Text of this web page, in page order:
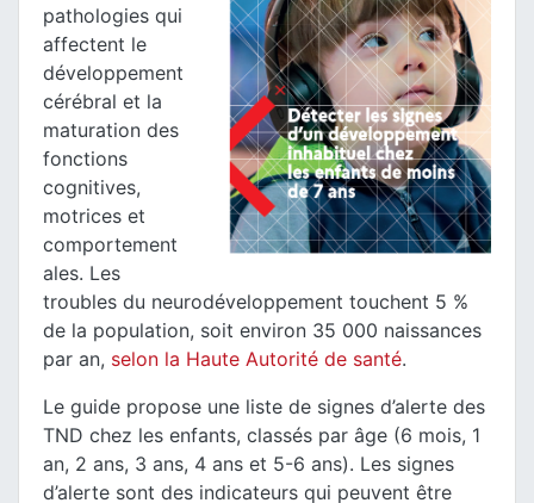
pathologies qui
affectent le
développement
cérébral et la
maturation des
fonctions
cognitives,
motrices et
comportement
ales. Les
troubles du neurodéveloppement touchent 5 %
de la population, soit environ 35 000 naissances
par an, selon la Haute Autorité de santé.
Le guide propose une liste de signes d’alerte des
TND chez les enfants, classés par âge (6 mois, 1
an, 2 ans, 3 ans, 4 ans et 5-6 ans). Les signes
d’alerte sont des indicateurs qui peuvent être